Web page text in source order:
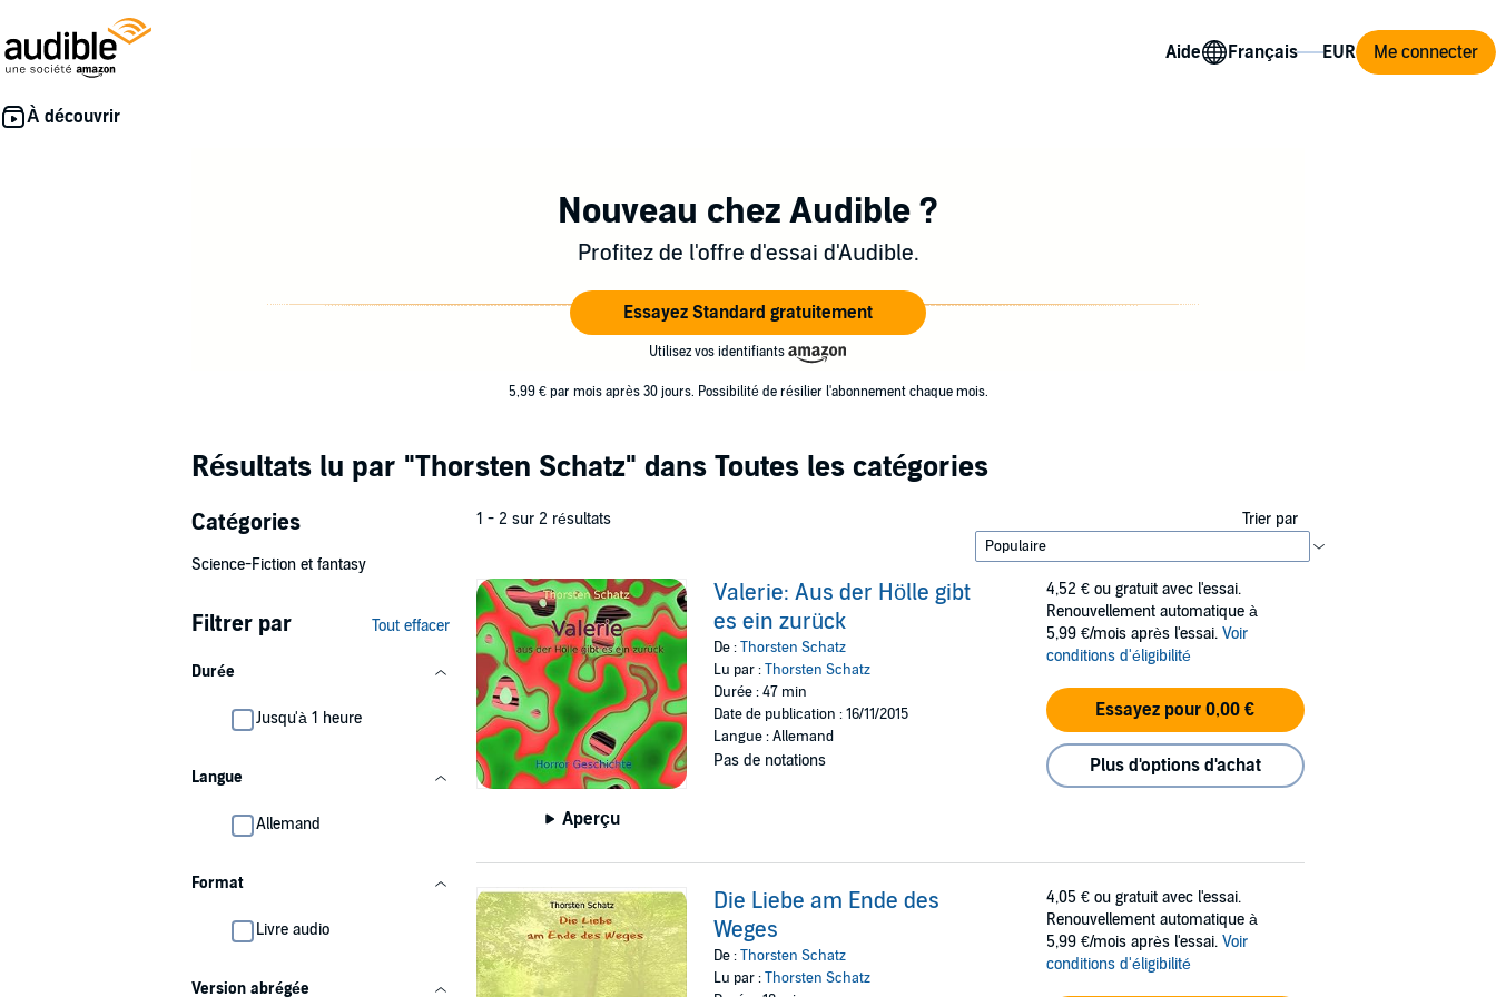
Aide Me connecter
Nouveau chez Audible ?
Profitez de l'offre d'essai d'Audible.
Essayez Standard gratuitement
Utilisez vos identifiants
5,99 € par mois après 30 jours. Possibilité de résilier l'abonnement chaque mois.
Résultats lu par "Thorsten Schatz" dans Toutes les catégories
Catégories
Science-Fiction et fantasy
Filtrer par Tout effacer
Durée
Jusqu'à 1 heure
Langue
Allemand
Format
Livre audio
Version abrégée
1 - 2 sur 2 résultats Trier par
Aperçu
Valerie: Aus der Hölle gibt
es ein zurück
De :Thorsten Schatz
Lu par :Thorsten Schatz
Durée : 47 min
Date de publication : 16/11/2015
Langue : Allemand
Pas de notations
4,52 € ou gratuit avec l'essai.
Renouvellement automatique à
5,99 €/mois après l'essai. Voir
conditions d'éligibilité
Essayez pour 0,00 €
Plus d'options d'achat
Die Liebe am Ende des
Weges
De :Thorsten Schatz
Lu par :Thorsten Schatz
4,05 € ou gratuit avec l'essai.
Renouvellement automatique à
5,99 €/mois après l'essai. Voir
conditions d'éligibilité